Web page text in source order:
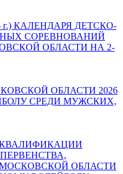
г.) КАЛЕНДАРЯ ДЕТСКО-
СОРЕВНОВАНИЙ
ОБЛАСТИ НА 2-
ОБЛАСТИ 2026
СРЕДИ МУЖСКИХ,
ОБЛАСТИ